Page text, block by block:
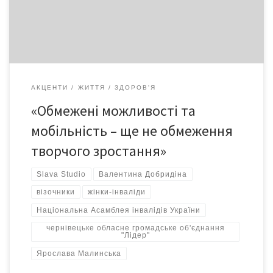
АКЦЕНТИ ЖИТТЯ ЗДОРОВ'Я
«Обмежені можливості та
мобільність – ще не обмеження
творчого зростання»
Slava Studio Валентина Добридіна
візочники жінки-інваліди
Національна Асамблея інвалідів України
чернівецьке обласне громадське об'єднання
"Лідер"
Ярослава Малинська